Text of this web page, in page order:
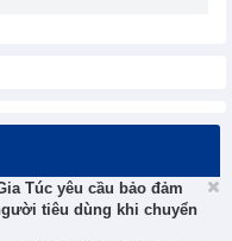
Túc yêu cầu bảo đảm
tiêu dùng khi chuyển